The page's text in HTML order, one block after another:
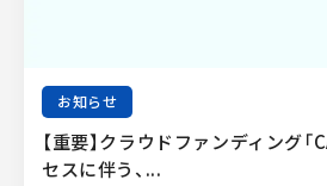
お知らせ
【重要】クラウドファンディング「
セスに伴う、...